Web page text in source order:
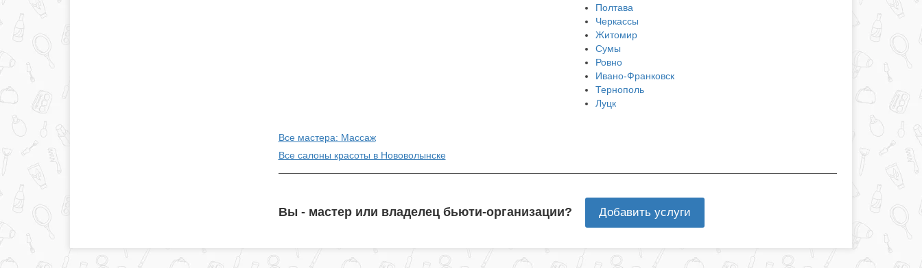
Полтава
Черкассы
Житомир
Сумы
Ровно
Ивано-Франковск
Тернополь
Луцк
Все мастера: Массаж
Все салоны красоты в Нововолынске
Вы - мастер или владелец бьюти-организации? Добавить услуги